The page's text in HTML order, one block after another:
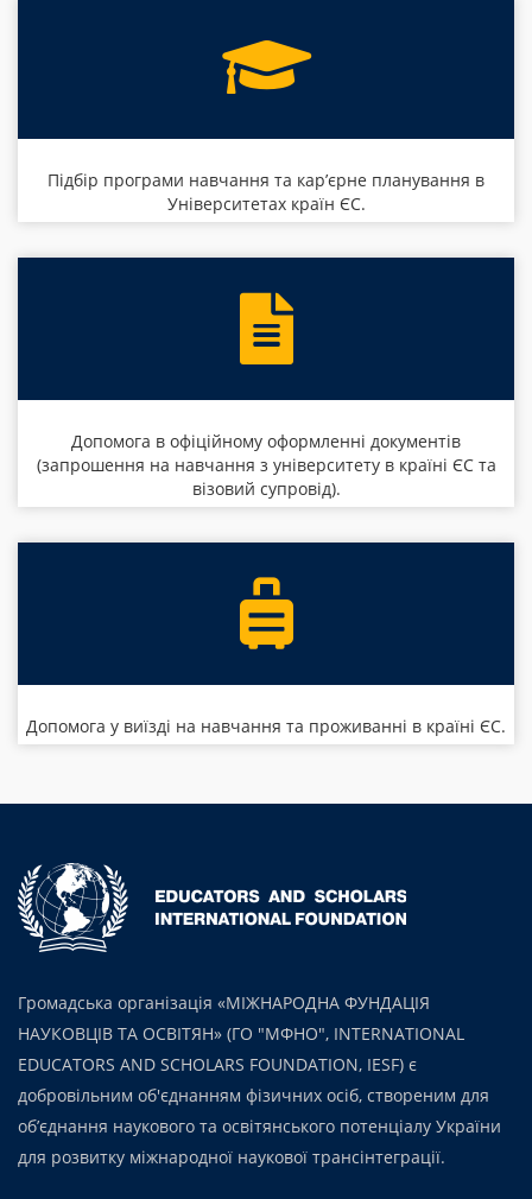
Підбір програми навчання та кар’єрне планування в
Університетах країн ЄС.
Допомога в офіційному оформленні документів
(запрошення на навчання з університету в країні ЄС та
візовий супровід).
Допомога у виїзді на навчання та проживанні в країні ЄС.
Громадська організація «МІЖНАРОДНА ФУНДАЦІЯ
НАУКОВЦІВ ТА ОСВІТЯН» (ГО "МФНО", INTERNATIONAL
EDUCATORS AND SCHOLARS FOUNDATION, IESF) є
добровільним об'єднанням фізичних осіб, створеним для
об’єднання наукового та освітянського потенціалу України
для розвитку міжнародної наукової трансінтеграції.